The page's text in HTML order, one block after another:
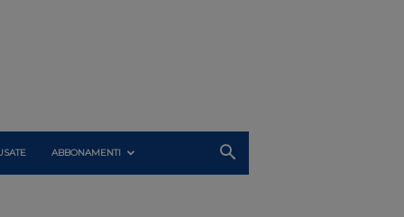
ABBONAMENTI